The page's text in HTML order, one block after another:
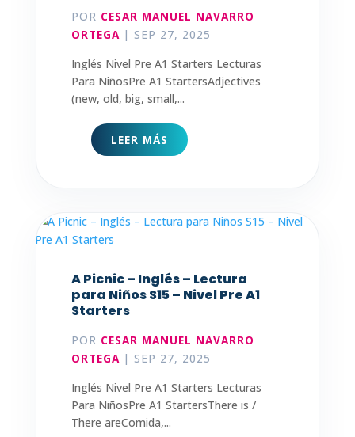
POR CESAR MANUEL NAVARRO
ORTEGA | SEP 27, 2025
Inglés Nivel Pre A1 Starters Lecturas
Para NiñosPre A1 StartersAdjectives
(new, old, big, small,...
LEER MÁS
A Picnic – Inglés – Lectura
para Niños S15 – Nivel Pre A1
Starters
POR CESAR MANUEL NAVARRO
ORTEGA | SEP 27, 2025
Inglés Nivel Pre A1 Starters Lecturas
Para NiñosPre A1 StartersThere is /
There areComida,...